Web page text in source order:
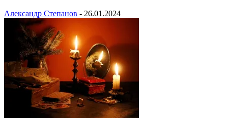
Александр Степанов - 26.01.2024